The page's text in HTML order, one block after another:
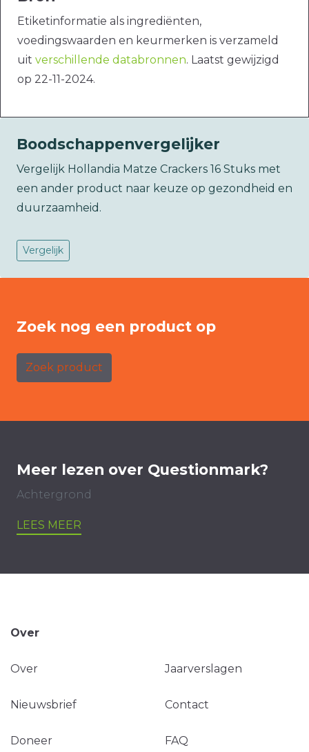
Etiketinformatie als ingrediënten,
voedingswaarden en keurmerken is verzameld
uit verschillende databronnen. Laatst gewijzigd
op 22-11-2024.
Boodschappenvergelijker
Vergelijk Hollandia Matze Crackers 16 Stuks met
een ander product naar keuze op gezondheid en
duurzaamheid.
Vergelijk
Zoek nog een product op
Zoek product
Meer lezen over Questionmark?
Achtergrond
LEES MEER
Over
Over Jaarverslagen
Nieuwsbrief Contact
Doneer FAQ